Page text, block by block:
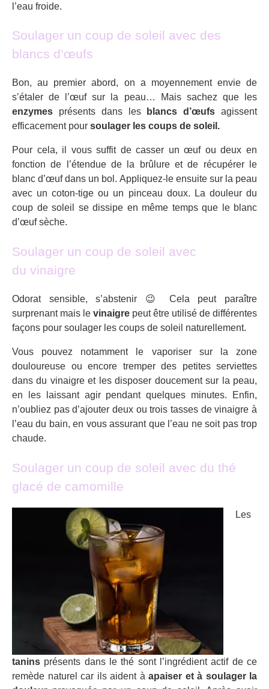
l’eau froide.
Soulager un coup de soleil avec des
blancs d’œufs
Bon, au premier abord, on a moyennement envie de
s’étaler de l’œuf sur la peau… Mais sachez que les
enzymes présents dans les blancs d’œufs agissent
efficacement pour soulager les coups de soleil.
Pour cela, il vous suffit de casser un œuf ou deux en
fonction de l’étendue de la brûlure et de récupérer le
blanc d’œuf dans un bol. Appliquez-le ensuite sur la peau
avec un coton-tige ou un pinceau doux. La douleur du
coup de soleil se dissipe en même temps que le blanc
d’œuf sèche.
Soulager un coup de soleil avec
du vinaigre
Odorat sensible, s’abstenir 😉 Cela peut paraître
surprenant mais le vinaigre peut être utilisé de différentes
façons pour soulager les coups de soleil naturellement.
Vous pouvez notamment le vaporiser sur la zone
douloureuse ou encore tremper des petites serviettes
dans du vinaigre et les disposer doucement sur la peau,
en les laissant agir pendant quelques minutes. Enfin,
n’oubliez pas d’ajouter deux ou trois tasses de vinaigre à
l’eau du bain, en vous assurant que l’eau ne soit pas trop
chaude.
Soulager un coup de soleil avec du thé
glacé de camomille
Les
tanins présents dans le thé sont l’ingrédient actif de ce
remède naturel car ils aident à apaiser et à soulager la